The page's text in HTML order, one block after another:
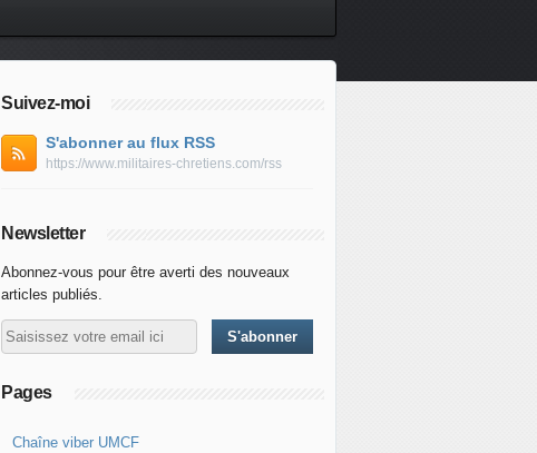
Suivez-moi
S'abonner au flux RSS
https://www.militaires-chretiens.com/rss
Newsletter
Abonnez-vous pour être averti des nouveaux
articles publiés.
Pages
Chaîne viber UMCF